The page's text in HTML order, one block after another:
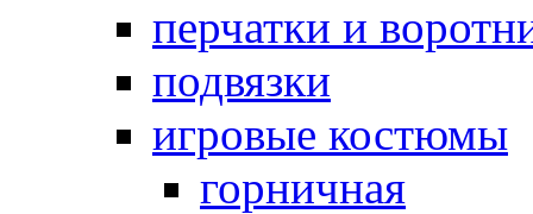
перчатки и
подвязки
игровые костюмы
горничная